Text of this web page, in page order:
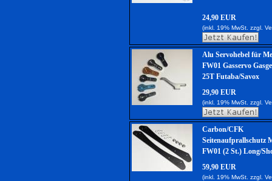
24,90 EUR
(inkl. 19% MwSt. zzgl.
Alu Servohebel für
FW01 Gasservo
25T Futaba/Savox
29,90 EUR
(inkl. 19% MwSt. zzgl.
Carbon/CFK
Seitenaufprallschutz
FW01 (2 St.) Long/
59,90 EUR
(inkl. 19% MwSt. zzgl.